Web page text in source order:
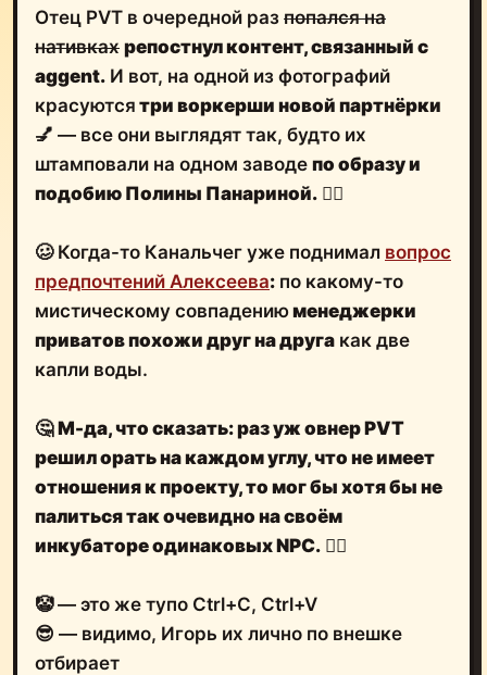
Отец PVT в очередной раз попался на
нативках репостнул контент, связанный с
aggent. И вот, на одной из фотографий
красуются три воркерши новой партнёрки
💅 — все они выглядят так, будто их
штамповали на одном заводе по образу и
подобию Полины Панариной. 🤷‍♂️
🥴 Когда-то Канальчег уже поднимал вопрос
предпочтений Алексеева: по какому-то
мистическому совпадениюменеджерки
приватов похожи друг на друга как две
капли воды.
🤔М-да, что сказать: раз уж овнер PVT
решил орать на каждом углу, что не имеет
отношения к проекту, то мог бы хотя бы не
палиться так очевидно насвоём
инкубаторе одинаковых NPC. 🤦‍♂️
🤡 — это же тупо Ctrl+C, Ctrl+V
😎 — видимо, Игорь их лично по внешке
отбирает